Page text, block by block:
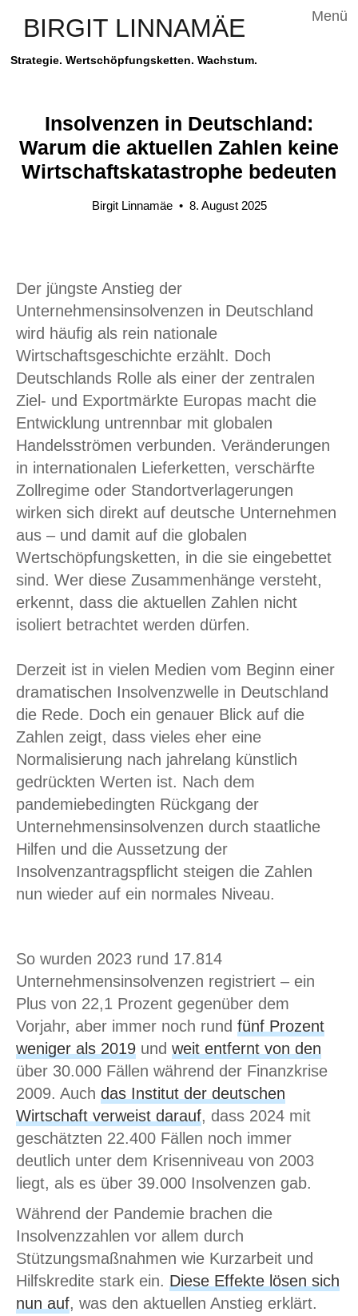
BIRGIT LINNAMÄE
Strategie. Wertschöpfungsketten. Wachstum.
Menü
Insolvenzen in Deutschland:
Warum die aktuellen Zahlen keine
Wirtschaftskatastrophe bedeuten
Birgit Linnamäe• 8. August 2025
Der jüngste Anstieg der
Unternehmensinsolvenzen in Deutschland
wird häufig als rein nationale
Wirtschaftsgeschichte erzählt. Doch
Deutschlands Rolle als einer der zentralen
Ziel- und Exportmärkte Europas macht die
Entwicklung untrennbar mit globalen
Handelsströmen verbunden. Veränderungen
in internationalen Lieferketten, verschärfte
Zollregime oder Standortverlagerungen
wirken sich direkt auf deutsche Unternehmen
aus – und damit auf die globalen
Wertschöpfungsketten, in die sie eingebettet
sind. Wer diese Zusammenhänge versteht,
erkennt, dass die aktuellen Zahlen nicht
isoliert betrachtet werden dürfen.
Derzeit ist in vielen Medien vom Beginn einer
dramatischen Insolvenzwelle in Deutschland
die Rede. Doch ein genauer Blick auf die
Zahlen zeigt, dass vieles eher eine
Normalisierung nach jahrelang künstlich
gedrückten Werten ist. Nach dem
pandemiebedingten Rückgang der
Unternehmensinsolvenzen durch staatliche
Hilfen und die Aussetzung der
Insolvenzantragspflicht steigen die Zahlen
nun wieder auf ein normales Niveau.
So wurden 2023 rund 17.814
Unternehmensinsolvenzen registriert – ein
Plus von 22,1 Prozent gegenüber dem
Vorjahr, aber immer noch rund fünf Prozent
weniger als 2019 und weit entfernt von den
über 30.000 Fällen während der Finanzkrise
2009. Auch das Institut der deutschen
Wirtschaft verweist darauf, dass 2024 mit
geschätzten 22.400 Fällen noch immer
deutlich unter dem Krisenniveau von 2003
liegt, als es über 39.000 Insolvenzen gab.
Während der Pandemie brachen die
Insolvenzzahlen vor allem durch
Stützungsmaßnahmen wie Kurzarbeit und
Hilfskredite stark ein. Diese Effekte lösen sich
nun auf, was den aktuellen Anstieg erklärt.